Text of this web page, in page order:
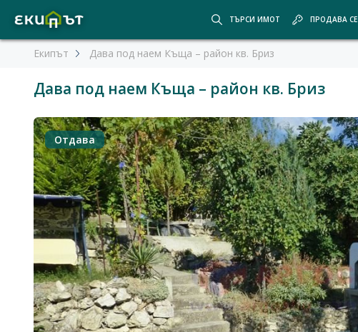
ТЪРСИ ИМОТ ПРОДАВА СЕ
Екипът Дава под наем Къща – район кв. Бриз
Дава под наем Къща – район кв. Бриз
Отдава